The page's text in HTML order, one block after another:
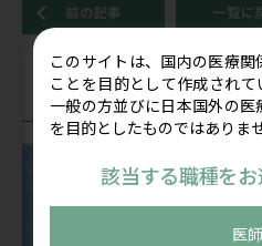
前の記事 一覧に
関
このサイトは、国内の医療
ことを目的として作成され
一般の方並びに日本国外の
を目的としたものではありま
該当する職種をお
医師